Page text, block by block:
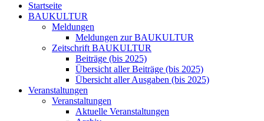
Startseite
BAUKULTUR
Meldungen
Meldungen zur BAUKULTUR
Zeitschrift BAUKULTUR
Beiträge (bis 2025)
Übersicht aller Beiträge (bis 2025)
Übersicht aller Ausgaben (bis 2025)
Veranstaltungen
Veranstaltungen
Aktuelle Veranstaltungen